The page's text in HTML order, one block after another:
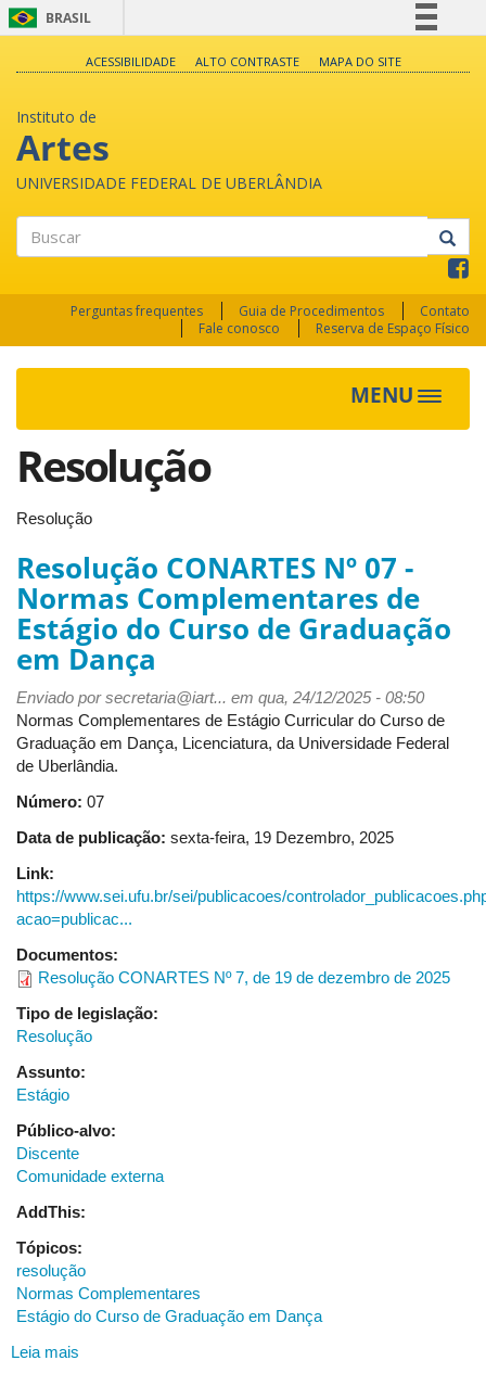
BRASIL
Legislação
Canais
ACESSIBILIDADE ALTO CONTRASTE MAPA DO SITE
Instituto de
Artes
UNIVERSIDADE FEDERAL DE UBERLÂNDIA
Perguntas frequentes Guia de Procedimentos
Contato
Fale conosco
Reserva de Espaço Físico
MENU
Toggle
Resolução
Resolução
Resolução CONARTES Nº 07 -
Normas Complementares de
Estágio do Curso de Graduação
em Dança
Enviado porsecretaria@iart... em qua, 24/12/2025 - 08:50
Normas Complementares de Estágio Curricular do Curso de
Graduação em Dança, Licenciatura, da Universidade Federal
de Uberlândia.
Número: 07
Data de publicação: sexta-feira, 19 Dezembro, 2025
Link:
https://www.sei.ufu.br/sei/publicacoes/
acao=publicac...
Documentos:
Resolução CONARTES Nº 7, de 19 de dezembro de 2025
Tipo de legislação:
Resolução
Assunto:
Estágio
Público-alvo:
Discente
Comunidade externa
AddThis:
Tópicos:
resolução
Normas Complementares
Estágio do Curso de Graduação em Dança
Leia mais